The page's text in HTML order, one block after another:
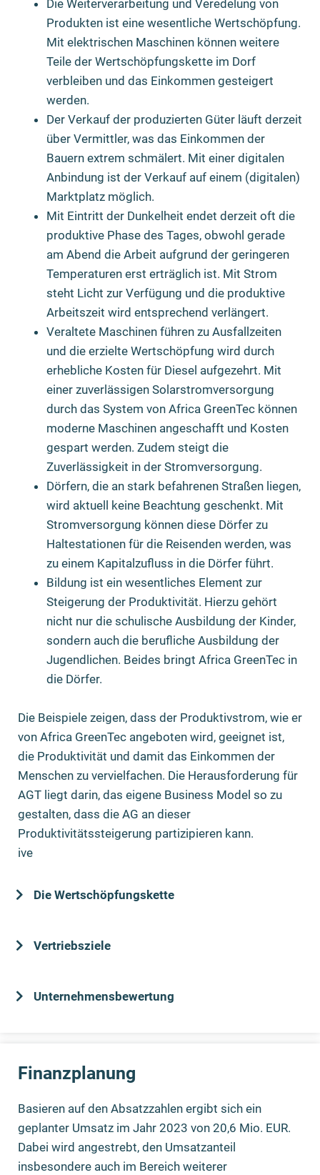
Die Weiterverarbeitung und Veredelung von
Produkten ist eine wesentliche Wertschöpfung.
Mit elektrischen Maschinen können weitere
Teile der Wertschöpfungskette im Dorf
verbleiben und das Einkommen gesteigert
werden.
Der Verkauf der produzierten Güter läuft derzeit
über Vermittler, was das Einkommen der
Bauern extrem schmälert. Mit einer digitalen
Anbindung ist der Verkauf auf einem (digitalen)
Marktplatz möglich.
Mit Eintritt der Dunkelheit endet derzeit oft die
produktive Phase des Tages, obwohl gerade
am Abend die Arbeit aufgrund der geringeren
Temperaturen erst erträglich ist. Mit Strom
steht Licht zur Verfügung und die produktive
Arbeitszeit wird entsprechend verlängert.
Veraltete Maschinen führen zu Ausfallzeiten
und die erzielte Wertschöpfung wird durch
erhebliche Kosten für Diesel aufgezehrt. Mit
einer zuverlässigen Solarstromversorgung
durch das System von Africa GreenTec können
moderne Maschinen angeschafft und Kosten
gespart werden. Zudem steigt die
Zuverlässigkeit in der Stromversorgung.
Dörfern, die an stark befahrenen Straßen liegen,
wird aktuell keine Beachtung geschenkt. Mit
Stromversorgung können diese Dörfer zu
Haltestationen für die Reisenden werden, was
zu einem Kapitalzufluss in die Dörfer führt.
Bildung ist ein wesentliches Element zur
Steigerung der Produktivität. Hierzu gehört
nicht nur die schulische Ausbildung der Kinder,
sondern auch die berufliche Ausbildung der
Jugendlichen. Beides bringt Africa GreenTec in
die Dörfer.
Die Beispiele zeigen, dass der Produktivstrom, wie er
von Africa GreenTec angeboten wird, geeignet ist,
die Produktivität und damit das Einkommen der
Menschen zu vervielfachen. Die Herausforderung für
AGT liegt darin, das eigene Business Model so zu
gestalten, dass die AG an dieser
Produktivitätssteigerung partizipieren kann.
ive
Die Wertschöpfungskette
Vertriebsziele
Unternehmensbewertung
Finanzplanung
Basieren auf den Absatzzahlen ergibt sich ein
geplanter Umsatz im Jahr 2023 von 20,6 Mio. EUR.
Dabei wird angestrebt, den Umsatzanteil
insbesondere auch im Bereich weiterer